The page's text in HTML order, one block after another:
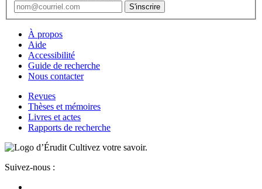
À propos
Aide
Accessibilité
Guide de recherche
Nous contacter
Revues
Thèses et mémoires
Livres et actes
Rapports de recherche
Cultivez votre savoir.
Suivez-nous :